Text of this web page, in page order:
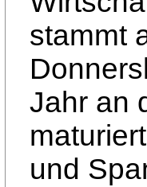
stammt
Jahr an
und